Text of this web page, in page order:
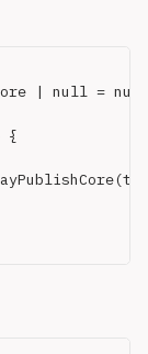
| null =
{